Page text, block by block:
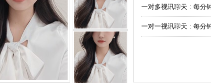
一对多视讯聊天 : 每分
一对一视讯聊天 : 每分